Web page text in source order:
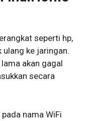
seperti hp,
ke jaringan.
akan gagal
secara
nama WiFi